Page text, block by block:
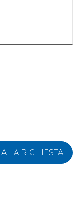
LA RICHIESTA